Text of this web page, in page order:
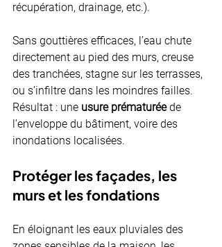
récupération, drainage, etc.).
Sans gouttières efficaces, l’eau chute
directement au pied des murs, creuse
des tranchées, stagne sur les terrasses,
ou s’infiltre dans les moindres failles.
Résultat : une usure prématurée de
l’enveloppe du bâtiment, voire des
inondations localisées.
Protéger les façades, les
murs et les fondations
En éloignant les eaux pluviales des